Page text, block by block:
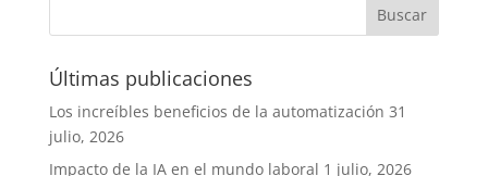
Últimas publicaciones
Los increíbles beneficios de la automatización 31
julio, 2026
Impacto de la IA en el mundo laboral 1 julio, 2026